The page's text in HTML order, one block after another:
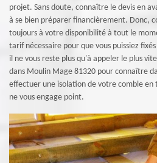
projet. Sans doute, connaître le devis en
à se bien préparer financièrement. Donc,
toujours à votre disponibilité à tout le
tarif nécessaire pour que vous puissiez
il ne vous reste plus qu'à appeler le plus
dans Moulin Mage 81320 pour connaître
effectuer une isolation de votre comble en
ne vous engage point.